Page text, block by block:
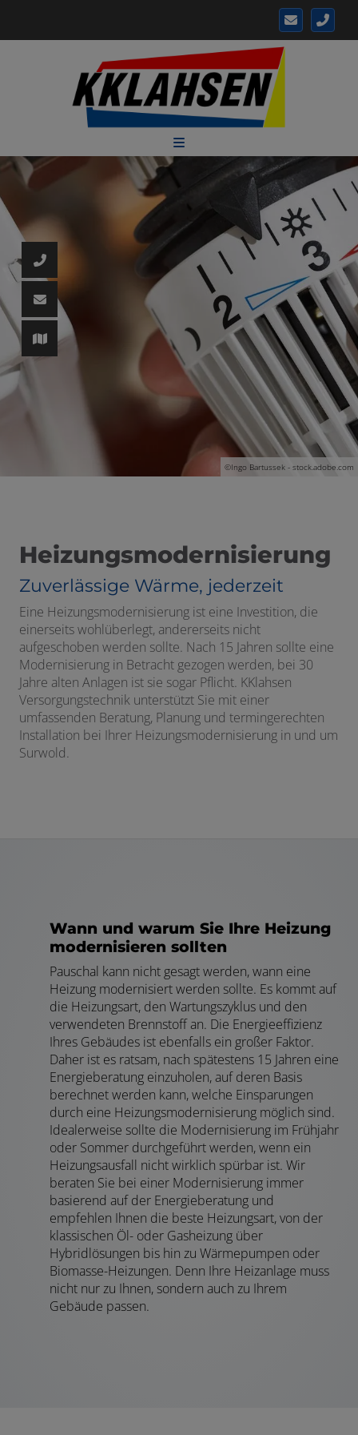
©Ingo Bartussek - stock.adobe.com
Heizungsmodernisierung
Zuverlässige Wärme, jederzeit
Eine Heizungsmodernisierung ist eine Investition, die
einerseits wohlüberlegt, andererseits nicht
aufgeschoben werden sollte. Nach 15 Jahren sollte eine
Modernisierung in Betracht gezogen werden, bei 30
Jahre alten Anlagen ist sie sogar Pflicht. KKlahsen
Versorgungstechnik unterstützt Sie mit einer
umfassenden Beratung, Planung und termingerechten
Installation bei Ihrer Heizungsmodernisierung in und um
Surwold.
Wann und warum Sie Ihre Heizung
modernisieren sollten
Pauschal kann nicht gesagt werden, wann eine
Heizung modernisiert werden sollte. Es kommt auf
die Heizungsart, den Wartungszyklus und den
verwendeten Brennstoff an. Die Energieeffizienz
Ihres Gebäudes ist ebenfalls ein großer Faktor.
Daher ist es ratsam, nach spätestens 15 Jahren eine
Energieberatung einzuholen, auf deren Basis
berechnet werden kann, welche Einsparungen
durch eine Heizungsmodernisierung möglich sind.
Idealerweise sollte die Modernisierung im Frühjahr
oder Sommer durchgeführt werden, wenn ein
Heizungsausfall nicht wirklich spürbar ist. Wir
beraten Sie bei einer Modernisierung immer
basierend auf der Energieberatung und
empfehlen Ihnen die beste Heizungsart, von der
klassischen Öl- oder Gasheizung über
Hybridlösungen bis hin zu Wärmepumpen oder
Biomasse-Heizungen. Denn Ihre Heizanlage muss
nicht nur zu Ihnen, sondern auch zu Ihrem
Gebäude passen.
und schließen
schließen